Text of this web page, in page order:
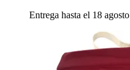
Entrega hasta el 18 agosto